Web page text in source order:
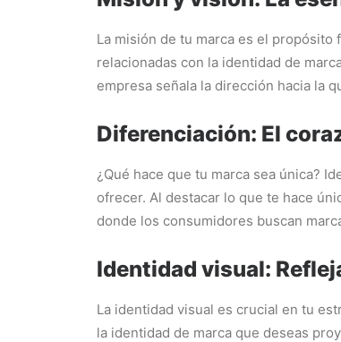
La misión de tu marca es el
relacionadas con la identidad de
empresa señala la dirección hacia la
Diferenciación: El
¿Qué hace que tu marca sea única?
ofrecer. Al destacar lo que te hace
donde los consumidores buscan
Identidad visual:
La identidad visual es crucial en tu
la identidad de marca que deseas